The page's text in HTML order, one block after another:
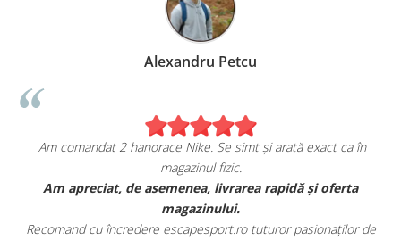
Alexandru Petcu
Am comandat 2 hanorace Nike. Se simt și arată exact ca în
magazinul fizic.
Am apreciat, de asemenea, livrarea rapidă și oferta
magazinului.
Recomand cu încredere escapesport.ro tuturor pasionaților de